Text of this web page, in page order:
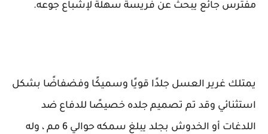
مفترس جائع يبحث عن فريسة سهلة لإشباع جوعه.
يمتلك غرير العسل جلدًا قويًا وسميكًا وفضفاضًا بشكل
استثنائي وقد تم تصميم جلده خصيصًا للدفاع ضد
اللدغات أو الخدوش بجلد يبلغ سمكه حوالي 6 مم ، وله